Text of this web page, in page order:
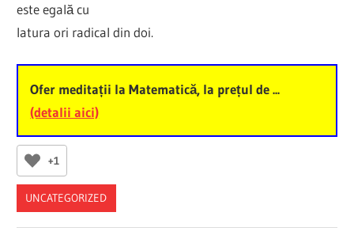
este egală cu
latura ori radical din doi.
Ofer meditații la Matematică, la prețul de ...
(detalii aici)
+1
UNCATEGORIZED